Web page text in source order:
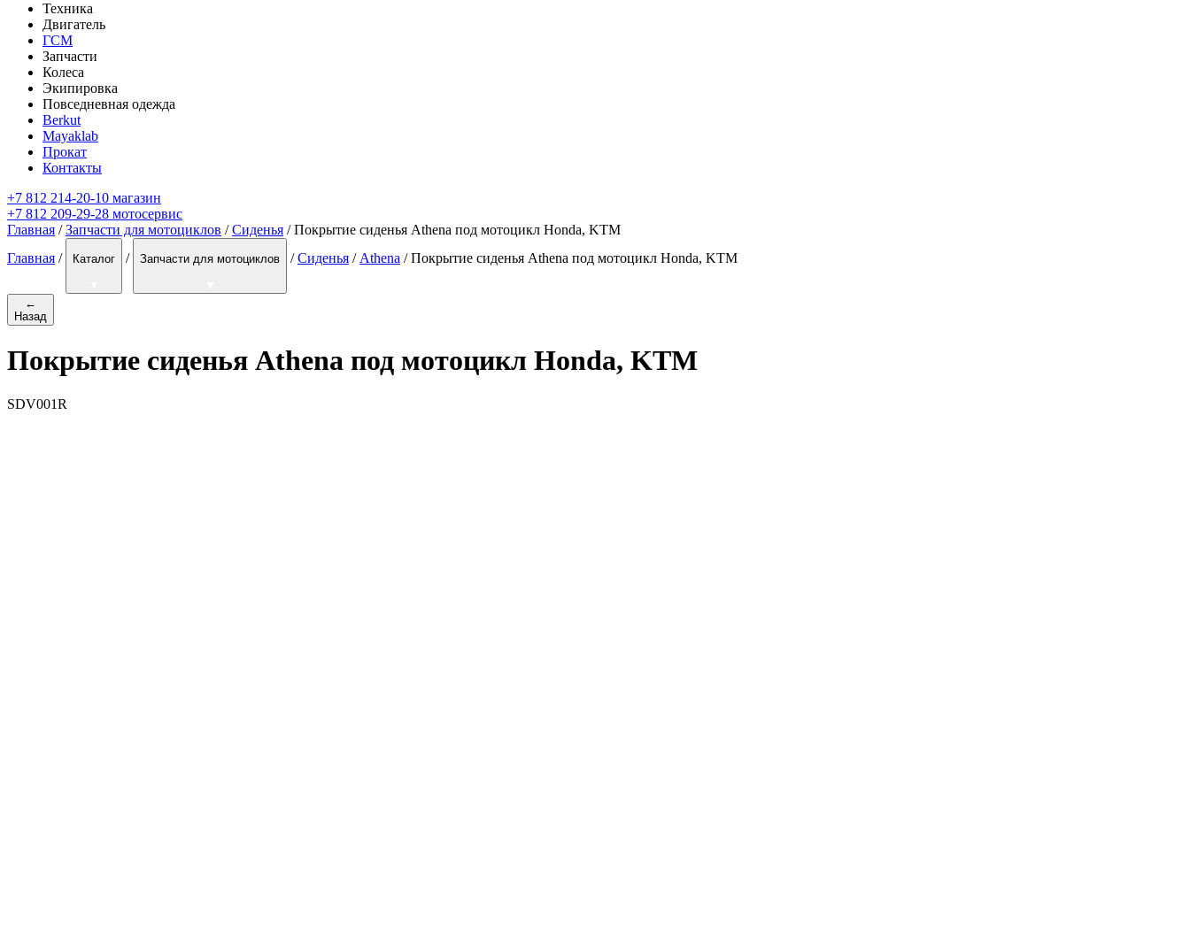
Техника
Двигатель
ГСМ
Запчасти
Колеса
Экипировка
Повседневная одежда
Berkut
Mayaklab
Прокат
Контакты
+7 812 214-20-10 магазин
+7 812 209-29-28 мотосервис
Главная /Запчасти для мотоциклов /Сиденья / Покрытие сиденья Athena под мотоцикл Honda, KTM
Главная / Каталог / Запчасти для мотоциклов / Сиденья / Athena / Покрытие сиденья Athena под мотоцикл Honda, KTM
←
Назад
Покрытие сиденья Athena под мотоцикл Honda, KTM
SDV001R